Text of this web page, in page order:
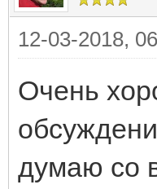
12-03-2018,
Очень
думаю со